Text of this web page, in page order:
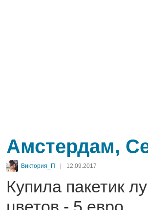
Амстердам,
Виктория_П 12.09.2017
Купила пакетик